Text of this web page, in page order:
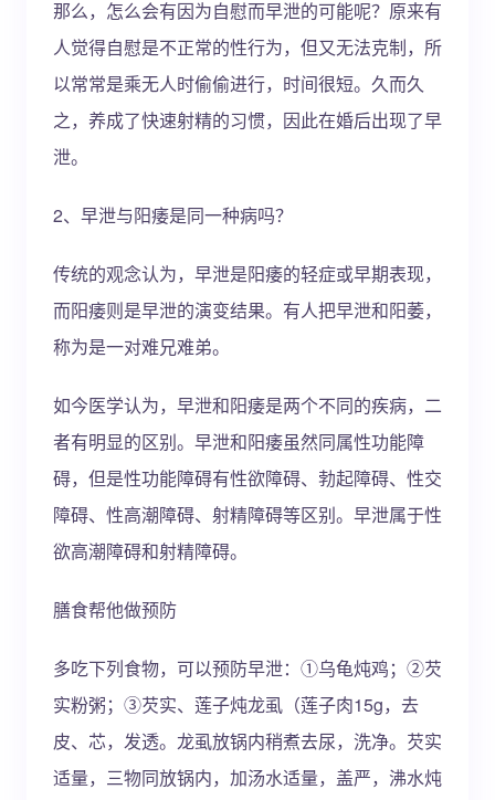
那么，怎么会有因为自慰而早泄的可能呢？原来有
人觉得自慰是不正常的性行为，但又无法克制，所
以常常是乘无人时偷偷进行，时间很短。久而久
之，养成了快速射精的习惯，因此在婚后出现了早
泄。
2、早泄与阳痿是同一种病吗？
传统的观念认为，早泄是阳痿的轻症或早期表现，
而阳痿则是早泄的演变结果。有人把早泄和阳萎，
称为是一对难兄难弟。
如今医学认为，早泄和阳痿是两个不同的疾病，二
者有明显的区别。早泄和阳痿虽然同属性功能障
碍，但是性功能障碍有性欲障碍、勃起障碍、性交
障碍、性高潮障碍、射精障碍等区别。早泄属于性
欲高潮障碍和射精障碍。
膳食帮他做预防
多吃下列食物，可以预防早泄：①乌龟炖鸡；②芡
实粉粥；③芡实、莲子炖龙虱（莲子肉15g，去
皮、芯，发透。龙虱放锅内稍煮去尿，洗净。芡实
适量，三物同放锅内，加汤水适量，盖严，沸水炖